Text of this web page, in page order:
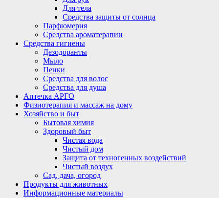
Для тела
Средства защиты от солнца
Парфюмерия
Средства ароматерапии
Средства гигиены
Дезодоранты
Мыло
Пенки
Средства для волос
Средства для душа
Аптечка АРГО
Физиотерапия и массаж на дому
Хозяйство и быт
Бытовая химия
Здоровый быт
Чистая вода
Чистый дом
Защита от техногенных воздействий
Чистый воздух
Сад, дача, огород
Продукты для животных
Информационные материалы